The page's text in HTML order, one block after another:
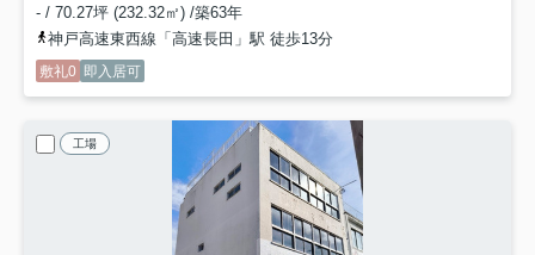
- / 70.27坪 (232.32㎡) /築63年
神戸高速東西線「高速長田」駅 徒歩13分
敷礼0 即入居可
工場